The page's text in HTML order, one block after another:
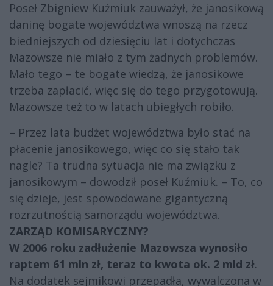
Poseł Zbigniew Kuźmiuk zauważył, że janosikową
daninę bogate województwa wnoszą na rzecz
biedniejszych od dziesięciu lat i dotychczas
Mazowsze nie miało z tym żadnych problemów.
Mało tego – te bogate wiedzą, że janosikowe
trzeba zapłacić, więc się do tego przygotowują.
Mazowsze też to w latach ubiegłych robiło.
– Przez lata budżet województwa było stać na
płacenie janosikowego, więc co się stało tak
nagle? Ta trudna sytuacja nie ma związku z
janosikowym – dowodził poseł Kuźmiuk. – To, co
się dzieje, jest spowodowane gigantyczną
rozrzutnością samorządu województwa.
ZARZĄD KOMISARYCZNY?
W 2006 roku zadłużenie Mazowsza wynosiło
raptem 61 mln zł, teraz to kwota ok. 2 mld zł.
Na dodatek sejmikowi przepadła, wywalczona w